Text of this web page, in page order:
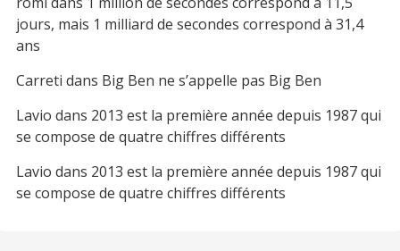
jours, mais 1 milliard de secondes correspond à 31,4
ans
Carreti dans Big Ben ne s’appelle pas Big Ben
Lavio dans 2013 est la première année depuis 1987 qui
se compose de quatre chiffres différents
Lavio dans 2013 est la première année depuis 1987 qui
se compose de quatre chiffres différents